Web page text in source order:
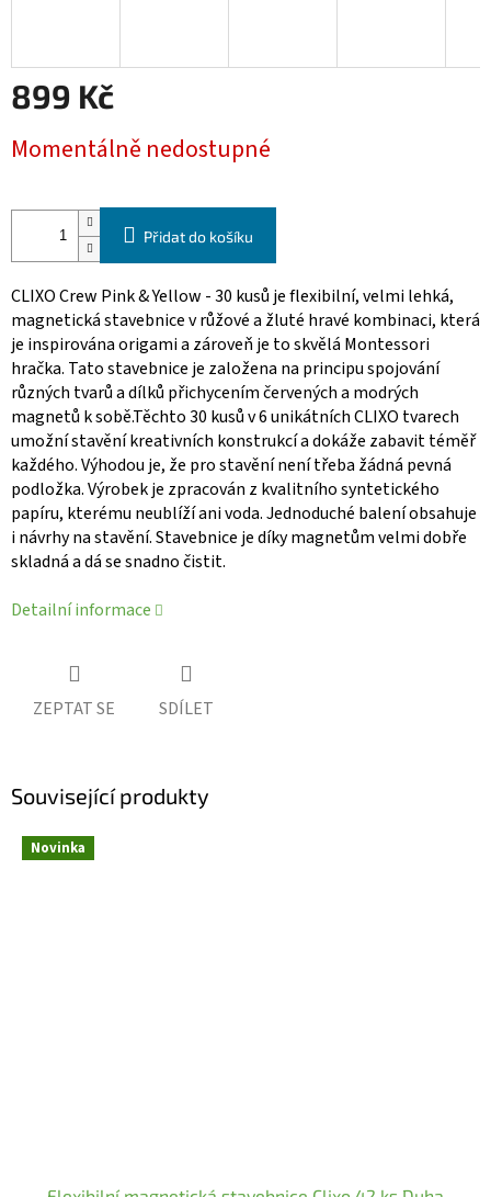
899 Kč
cena:
Momentálně nedostupné
Přidat do košíku
CLIXO Crew Pink & Yellow - 30 kusů je flexibilní, velmi lehká,
magnetická stavebnice v růžové a žluté hravé kombinaci, která
je inspirována origami a zároveň je to skvělá Montessori
hračka. Tato stavebnice je založena na principu spojování
různých tvarů a dílků přichycením červených a modrých
magnetů k sobě.Těchto 30 kusů v 6 unikátních CLIXO tvarech
umožní stavění kreativních konstrukcí a dokáže zabavit téměř
každého. Výhodou je, že pro stavění není třeba žádná pevná
podložka. Výrobek je zpracován z kvalitního syntetického
papíru, kterému neublíží ani voda. Jednoduché balení obsahuje
i návrhy na stavění. Stavebnice je díky magnetům velmi dobře
skladná a dá se snadno čistit.
Detailní informace
ZEPTAT SE SDÍLET
Související produkty
Novinka